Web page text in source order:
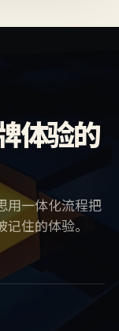
体验的
用一体化流程把
住的体验。